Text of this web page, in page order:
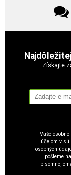
Získajte
Vaše
účelom v
osobných
pošleme
písomne,